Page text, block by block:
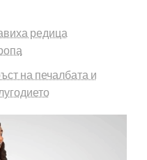
редица
на печалбата и